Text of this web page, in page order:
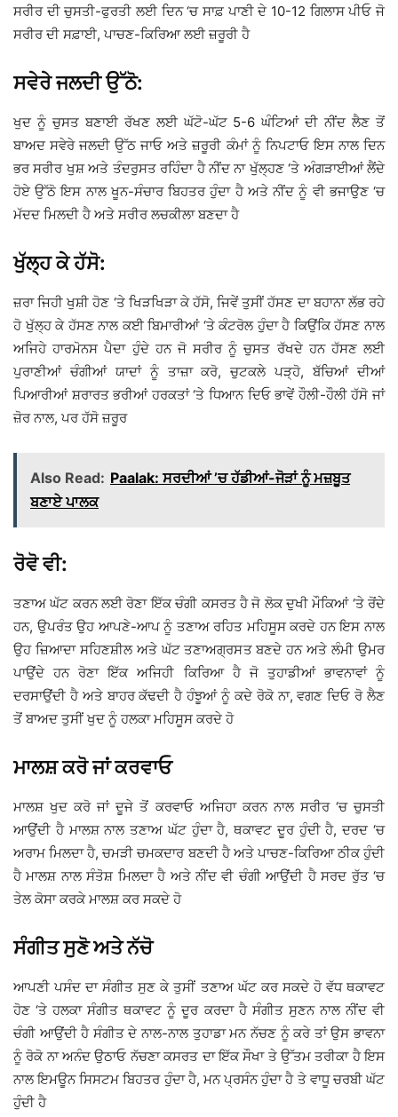
ਸਰੀਰ ਦੀ ਚੁਸਤੀ-ਫੁਰਤੀ ਲਈ ਦਿਨ ‘ਚ ਸਾਫ਼ ਪਾਣੀ ਦੇ 10-12 ਗਿਲਾਸ ਪੀਓ ਜੋ
ਸਰੀਰ ਦੀ ਸਫ਼ਾਈ, ਪਾਚਣ-ਕਿਰਿਆ ਲਈ ਜ਼ਰੂਰੀ ਹੈ
ਸਵੇਰੇ ਜਲਦੀ ਉੱਠੋ:
ਖੁਦ ਨੂੰ ਚੁਸਤ ਬਣਾਈ ਰੱਖਣ ਲਈ ਘੱਟੋ-ਘੱਟ 5-6 ਘੰਟਿਆਂ ਦੀ ਨੀਂਦ ਲੈਣ ਤੋਂ
ਬਾਅਦ ਸਵੇਰੇ ਜਲਦੀ ਉੱਠ ਜਾਓ ਅਤੇ ਜ਼ਰੂਰੀ ਕੰਮਾਂ ਨੂੰ ਨਿਪਟਾਓ ਇਸ ਨਾਲ ਦਿਨ
ਭਰ ਸਰੀਰ ਖੁਸ਼ ਅਤੇ ਤੰਦਰੁਸਤ ਰਹਿੰਦਾ ਹੈ ਨੀਂਦ ਨਾ ਖੁੱਲ੍ਹਣ ‘ਤੇ ਅੰਗੜਾਈਆਂ ਲੈਂਦੇ
ਹੋਏ ਉੱਠੋ ਇਸ ਨਾਲ ਖੂਨ-ਸੰਚਾਰ ਬਿਹਤਰ ਹੁੰਦਾ ਹੈ ਅਤੇ ਨੀਂਦ ਨੂੰ ਵੀ ਭਜਾਉਣ ‘ਚ
ਮੱਦਦ ਮਿਲਦੀ ਹੈ ਅਤੇ ਸਰੀਰ ਲਚਕੀਲਾ ਬਣਦਾ ਹੈ
ਖੁੱਲ੍ਹ ਕੇ ਹੱਸੋ:
ਜ਼ਰਾ ਜਿਹੀ ਖੁਸ਼ੀ ਹੋਣ ‘ਤੇ ਖਿੜਖਿੜਾ ਕੇ ਹੱਸੋ, ਜਿਵੇਂ ਤੁਸੀਂ ਹੱਸਣ ਦਾ ਬਹਾਨਾ ਲੱਭ ਰਹੇ
ਹੋ ਖੁੱਲ੍ਹ ਕੇ ਹੱਸਣ ਨਾਲ ਕਈ ਬਿਮਾਰੀਆਂ ‘ਤੇ ਕੰਟਰੋਲ ਹੁੰਦਾ ਹੈ ਕਿਉਂਕਿ ਹੱਸਣ ਨਾਲ
ਅਜਿਹੇ ਹਾਰਮੋਨਸ ਪੈਦਾ ਹੁੰਦੇ ਹਨ ਜੋ ਸਰੀਰ ਨੂੰ ਚੁਸਤ ਰੱਖਦੇ ਹਨ ਹੱਸਣ ਲਈ
ਪੁਰਾਣੀਆਂ ਚੰਗੀਆਂ ਯਾਦਾਂ ਨੂੰ ਤਾਜ਼ਾ ਕਰੋ, ਚੁਟਕਲੇ ਪੜ੍ਹੋ, ਬੱਚਿਆਂ ਦੀਆਂ
ਪਿਆਰੀਆਂ ਸ਼ਰਾਰਤ ਭਰੀਆਂ ਹਰਕਤਾਂ ‘ਤੇ ਧਿਆਨ ਦਿਓ ਭਾਵੇਂ ਹੌਲੀ-ਹੌਲੀ ਹੱਸੋ ਜਾਂ
ਜ਼ੋਰ ਨਾਲ, ਪਰ ਹੱਸੋ ਜ਼ਰੂਰ
Also Read: Paalak: ਸਰਦੀਆਂ ’ਚ ਹੱਡੀਆਂ-ਜੋੜਾਂ ਨੂੰ ਮਜ਼ਬੂਤ
ਬਣਾਏ ਪਾਲਕ
ਰੋਵੋ ਵੀ:
ਤਣਾਅ ਘੱਟ ਕਰਨ ਲਈ ਰੋਣਾ ਇੱਕ ਚੰਗੀ ਕਸਰਤ ਹੈ ਜੋ ਲੋਕ ਦੁਖੀ ਮੌਕਿਆਂ ‘ਤੇ ਰੋਂਦੇ
ਹਨ, ਉਪਰੰਤ ਉਹ ਆਪਣੇ-ਆਪ ਨੂੰ ਤਣਾਅ ਰਹਿਤ ਮਹਿਸੂਸ ਕਰਦੇ ਹਨ ਇਸ ਨਾਲ
ਉਹ ਜ਼ਿਆਦਾ ਸਹਿਣਸ਼ੀਲ ਅਤੇ ਘੱਟ ਤਣਾਅਗ੍ਰਸਤ ਬਣਦੇ ਹਨ ਅਤੇ ਲੰਮੀ ਉਮਰ
ਪਾਉਂਦੇ ਹਨ ਰੋਣਾ ਇੱਕ ਅਜਿਹੀ ਕਿਰਿਆ ਹੈ ਜੋ ਤੁਹਾਡੀਆਂ ਭਾਵਨਾਵਾਂ ਨੂੰ
ਦਰਸਾਉਂਦੀ ਹੈ ਅਤੇ ਬਾਹਰ ਕੱਢਦੀ ਹੈ ਹੰਝੂਆਂ ਨੂੰ ਕਦੇ ਰੋਕੋ ਨਾ, ਵਗਣ ਦਿਓ ਰੋ ਲੈਣ
ਤੋਂ ਬਾਅਦ ਤੁਸੀਂ ਖੁਦ ਨੂੰ ਹਲਕਾ ਮਹਿਸੂਸ ਕਰਦੇ ਹੋ
ਮਾਲਸ਼ ਕਰੋ ਜਾਂ ਕਰਵਾਓ
ਮਾਲਸ਼ ਖੁਦ ਕਰੋ ਜਾਂ ਦੂਜੇ ਤੋਂ ਕਰਵਾਓ ਅਜਿਹਾ ਕਰਨ ਨਾਲ ਸਰੀਰ ‘ਚ ਚੁਸਤੀ
ਆਉਂਦੀ ਹੈ ਮਾਲਸ਼ ਨਾਲ ਤਣਾਅ ਘੱਟ ਹੁੰਦਾ ਹੈ, ਥਕਾਵਟ ਦੂਰ ਹੁੰਦੀ ਹੈ, ਦਰਦ ‘ਚ
ਅਰਾਮ ਮਿਲਦਾ ਹੈ, ਚਮੜੀ ਚਮਕਦਾਰ ਬਣਦੀ ਹੈ ਅਤੇ ਪਾਚਣ-ਕਿਰਿਆ ਠੀਕ ਹੁੰਦੀ
ਹੈ ਮਾਲਸ਼ ਨਾਲ ਸੰਤੋਸ਼ ਮਿਲਦਾ ਹੈ ਅਤੇ ਨੀਂਦ ਵੀ ਚੰਗੀ ਆਉਂਦੀ ਹੈ ਸਰਦ ਰੁੱਤ ‘ਚ
ਤੇਲ ਕੋਸਾ ਕਰਕੇ ਮਾਲਸ਼ ਕਰ ਸਕਦੇ ਹੋ
ਸੰਗੀਤ ਸੁਣੋ ਅਤੇ ਨੱਚੋ
ਆਪਣੀ ਪਸੰਦ ਦਾ ਸੰਗੀਤ ਸੁਣ ਕੇ ਤੁਸੀਂ ਤਣਾਅ ਘੱਟ ਕਰ ਸਕਦੇ ਹੋ ਵੱਧ ਥਕਾਵਟ
ਹੋਣ ‘ਤੇ ਹਲਕਾ ਸੰਗੀਤ ਥਕਾਵਟ ਨੂੰ ਦੂਰ ਕਰਦਾ ਹੈ ਸੰਗੀਤ ਸੁਣਨ ਨਾਲ ਨੀਂਦ ਵੀ
ਚੰਗੀ ਆਉਂਦੀ ਹੈ ਸੰਗੀਤ ਦੇ ਨਾਲ-ਨਾਲ ਤੁਹਾਡਾ ਮਨ ਨੱਚਣ ਨੂੰ ਕਰੇ ਤਾਂ ਉਸ ਭਾਵਨਾ
ਨੂੰ ਰੋਕੋ ਨਾ ਅਨੰਦ ਉਠਾਓ ਨੱਚਣਾ ਕਸਰਤ ਦਾ ਇੱਕ ਸੌਖਾ ਤੇ ਉੱਤਮ ਤਰੀਕਾ ਹੈ ਇਸ
ਨਾਲ ਇਮਊਨ ਸਿਸਟਮ ਬਿਹਤਰ ਹੁੰਦਾ ਹੈ, ਮਨ ਪ੍ਰਸੰਨ ਹੁੰਦਾ ਹੈ ਤੇ ਵਾਧੂ ਚਰਬੀ ਘੱਟ
ਹੁੰਦੀ ਹੈ